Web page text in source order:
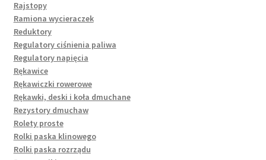
Rajstopy
Ramiona wycieraczek
Reduktory
Regulatory ciśnienia paliwa
Regulatory napięcia
Rękawice
Rękawiczki rowerowe
Rękawki, deski i koła dmuchane
Rezystory dmuchaw
Rolety proste
Rolki paska klinowego
Rolki paska rozrządu